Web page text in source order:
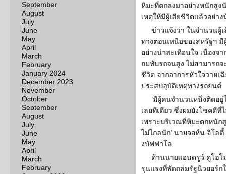
September
August
July
June
May
April
March
February
January 2024
December 2023
November
October
September
August
July
June
May
April
March
February
หิมะที่ตกลงมาอย่างหนักสูง
เหตุให้มีผู้เสียชีวิตแล้วอย่าง
ข่าวแจ้งว่า ในจำนวนผู้
ทางตอนเหนือของสหรัฐฯ มี
อย่างน่าสะเทือนใจ เนื่องจ
ถมทับรถจนสูง ไม่สามารถจ
ชีวิต จากอาการหัวใจวายเ
ประสบอุบัติเหตุทางรถยนต์
‘มีผู้คนจำนวนหนึ่งติดอ
เลยทีเดียว ซึ่งผมยังโชคดีที่
เพราะบริเวณที่หิมะตกหนัก
ไม่ไกลนัก’ นายจอห์น จิโลตี้
งบัฟฟาโล
ด้านนายแอนดรูว์ คูโอโ
รุนแรงที่พัดถล่มรัฐนิวยอร์ก